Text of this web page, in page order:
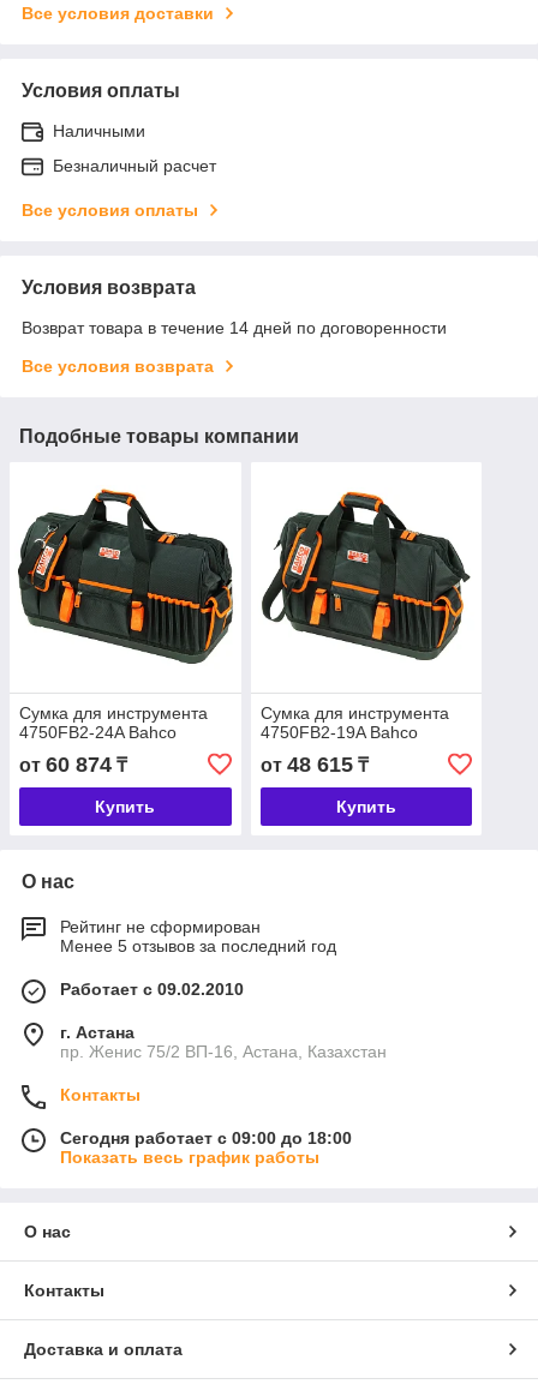
Все условия доставки
Условия оплаты
Наличными
Безналичный расчет
Все условия оплаты
Условия возврата
Возврат товара в течение 14 дней по договоренности
Все условия возврата
Подобные товары компании
Сумка для инструмента
4750FB2-24A Bahco
от 60 874 ₸
Купить
Сумка для инструмента
4750FB2-19A Bahco
от 48 615₸
Купить
О нас
Рейтинг не сформирован
Менее 5 отзывов за последний год
Работает с 09.02.2010
г. Астана
пр. Женис 75/2 ВП-16, Астана, Казахстан
Контакты
Сегодня работает с 09:00 до 18:00
Показать весь график работы
О нас
Контакты
Доставка и оплата